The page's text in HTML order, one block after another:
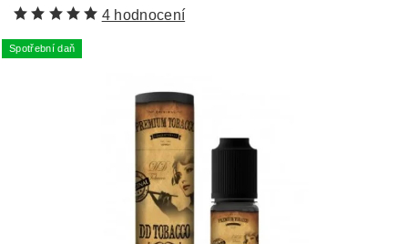
4 hodnocení
Spotřební daň